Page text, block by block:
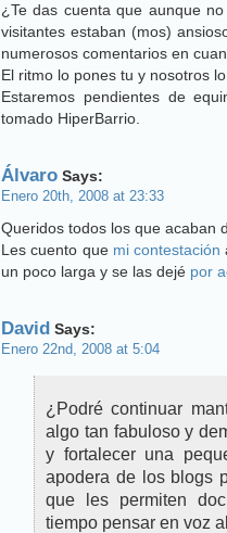
¿Te das cuenta que aunque
visitantes estaban (mos)
numerosos comentarios en
El ritmo lo pones tu y nosotros
Estaremos pendientes de
tomado HiperBarrio.
Álvaro Says:
Enero 20th, 2008 at 23:33
Queridos todos los que acaban
Les cuento que mi contestación
un poco larga y se las dejé por
David Says:
Enero 22nd, 2008 at 5:04
¿Podré continuar
algo tan fabuloso y
y fortalecer una
apodera de los blogs
que les permiten
tiempo pensar en voz